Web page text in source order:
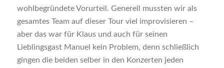
wohlbegründete Vorurteil. Generell mussten wir als
gesamtes Team auf dieser Tour viel improvisieren –
aber das war für Klaus und auch für seinen
Lieblingsgast Manuel kein Problem, denn schließlich
gingen die beiden selber in den Konzerten jeden